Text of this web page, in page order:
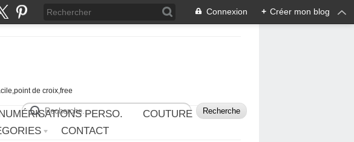
Connexion + Créer mon blog
de croix,free
PERSO.
COUTURE
CONTACT